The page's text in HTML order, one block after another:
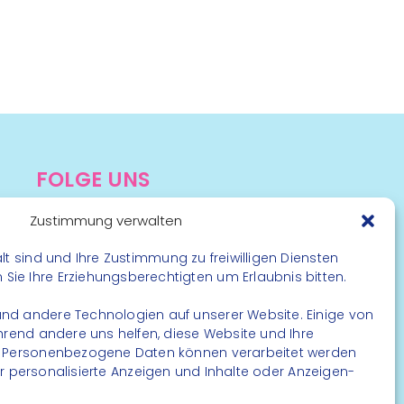
Zustimmung verwalten
sind und Ihre Zustimmung zu freiwilligen Diensten
Ihre Erziehungsberechtigten um Erlaubnis bitten.
andere Technologien auf unserer Website. Einige von
andere uns helfen, diese Website und Ihre
Daten können verarbeitet werden
personalisierte Anzeigen und Inhalte oder Anzeigen-
FOLGE UNS
Instagram